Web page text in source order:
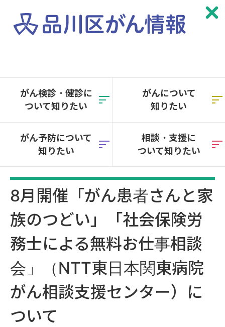
がん検診・健診に
ついて知りたい
がんについて
知りたい
がん予防について
知りたい
相談・支援に
ついて知りたい
8月開催「がん患者さんと家
族のつどい」「社会保険労
務士による無料お仕事相談
会」（NTT東日本関東病院
がん相談支援センター）に
ついて